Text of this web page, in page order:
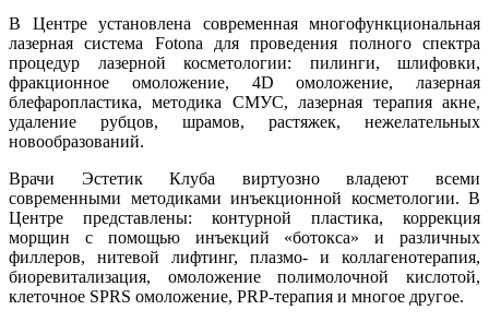
В Центре установлена современная многофункциональная
лазерная система Fotona для проведения полного спектра
процедур лазерной косметологии: пилинги, шлифовки,
фракционное омоложение, 4D омоложение, лазерная
блефаропластика, методика СМУС, лазерная терапия акне,
удаление рубцов, шрамов, растяжек, нежелательных
новообразований.
Врачи Эстетик Клуба виртуозно владеют всеми
современными методиками инъекционной косметологии. В
Центре представлены: контурной пластика, коррекция
морщин с помощью инъекций «ботокса» и различных
филлеров, нитевой лифтинг, плазмо- и коллагенотерапия,
биоревитализация, омоложение полимолочной кислотой,
клеточное SPRS омоложение, PRP-терапия и многое другое.